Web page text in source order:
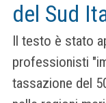
del Sud
Il testo è stato
professionisti
tassazione del